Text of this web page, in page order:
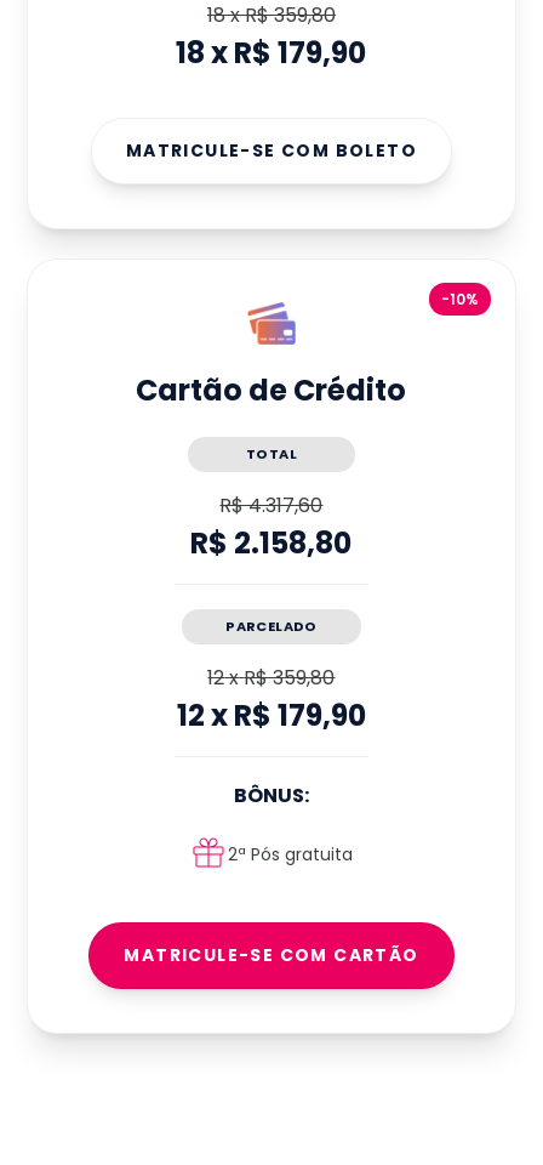
18xR$ 359,80
18xR$ 179,90
MATRICULE-SE COM BOLETO
-10%
Cartão de Crédito
TOTAL
R$ 4.317,60
R$ 2.158,80
PARCELADO
12xR$ 359,80
12xR$ 179,90
BÔNUS:
2ª Pós gratuita
MATRICULE-SE COM CARTÃO